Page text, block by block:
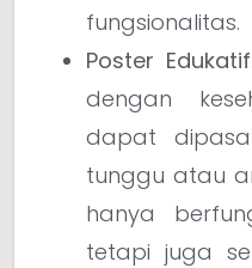
fungsionalitas.
Poster
dengan
dapat
tunggu atau
hanya
tetapi juga